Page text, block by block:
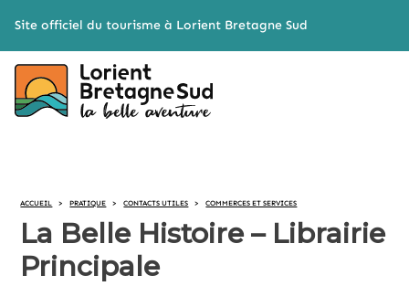
Site officiel du tourisme à Lorient Bretagne Sud
ACCUEIL > PRATIQUE > CONTACTS UTILES > COMMERCES ET SERVICES
La Belle Histoire – Librairie
Principale